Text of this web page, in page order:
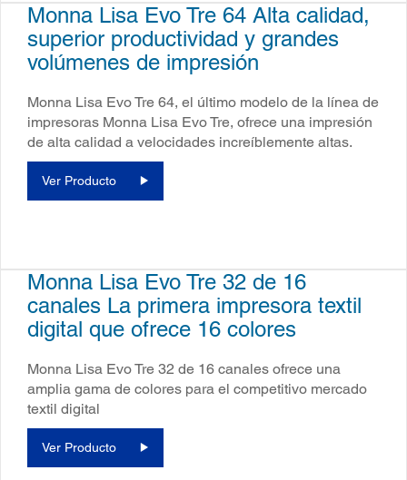
Monna Lisa Evo Tre 64 Alta calidad,
superior productividad y grandes
volúmenes de impresión
Monna Lisa Evo Tre 64, el último modelo de la línea de
impresoras Monna Lisa Evo Tre, ofrece una impresión
de alta calidad a velocidades increíblemente altas.
Ver Producto
Monna Lisa Evo Tre 32 de 16
canales La primera impresora textil
digital que ofrece 16 colores
Monna Lisa Evo Tre 32 de 16 canales ofrece una
amplia gama de colores para el competitivo mercado
textil digital
Ver Producto